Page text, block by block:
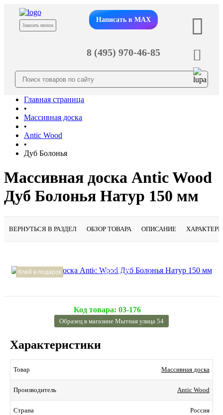
Заказать звонок
Написать в MAX
8 (495) 970-46-85
Главная страница
•
Массивная доска
•
Antic Wood
•
Дуб Болонья
Массивная доска Antic Wood
Дуб Болонья Натур 150 мм
ВЕРНУТЬСЯ В РАЗДЕЛ ОБЗОР ТОВАРА ОПИСАНИЕ
Клей в подарок Подробнее
Код товара: 03-176
Образец в магазине Мытная улица 54
Характеристики
Товар Массивная доска
Производитель Antic Wood
Страна Россия